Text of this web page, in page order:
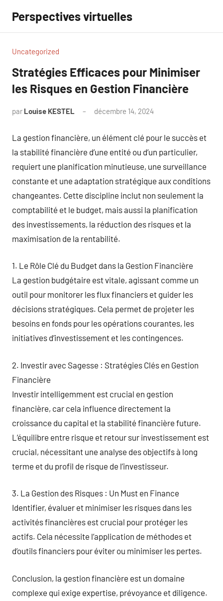
contenu
Perspectives virtuelles
Uncategorized
Stratégies Efficaces pour Minimiser
les Risques en Gestion Financière
par Louise KESTEL décembre 14, 2024
La gestion financière, un élément clé pour le succès et
la stabilité financière d’une entité ou d’un particulier,
requiert une planification minutieuse, une surveillance
constante et une adaptation stratégique aux conditions
changeantes. Cette discipline inclut non seulement la
comptabilité et le budget, mais aussi la planification
des investissements, la réduction des risques et la
maximisation de la rentabilité.
1. Le Rôle Clé du Budget dans la Gestion Financière
La gestion budgétaire est vitale, agissant comme un
outil pour monitorer les flux financiers et guider les
décisions stratégiques. Cela permet de projeter les
besoins en fonds pour les opérations courantes, les
initiatives d’investissement et les contingences.
2. Investir avec Sagesse : Stratégies Clés en Gestion
Financière
Investir intelligemment est crucial en gestion
financière, car cela influence directement la
croissance du capital et la stabilité financière future.
L’équilibre entre risque et retour sur investissement est
crucial, nécessitant une analyse des objectifs à long
terme et du profil de risque de l’investisseur.
3. La Gestion des Risques : Un Must en Finance
Identifier, évaluer et minimiser les risques dans les
activités financières est crucial pour protéger les
actifs. Cela nécessite l’application de méthodes et
d’outils financiers pour éviter ou minimiser les pertes.
Conclusion, la gestion financière est un domaine
complexe qui exige expertise, prévoyance et diligence.